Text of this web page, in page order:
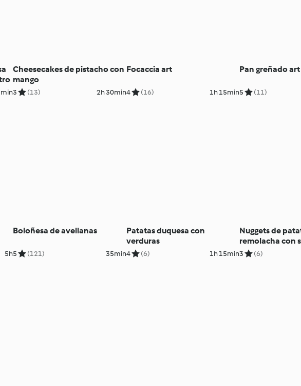
Cheesecakes de pistacho con
mango
3 (13) 2h 30min
Focaccia art
4 (16) 1h 15min
Pan greñado art
5 (11)
5h
Boloñesa de avellanas
5 (121) 35min
Patatas duquesa con
verduras
4 (6) 1h 15min
Nuggets de
remolacha con
3 (6)